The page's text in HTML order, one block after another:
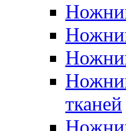
тканей